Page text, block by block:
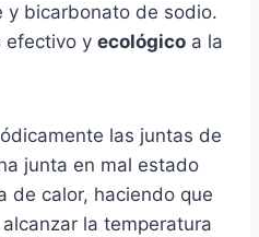
y bicarbonato de sodio.
efectivo y ecológico a la
las juntas de
junta en mal estado
de calor, haciendo que
la temperatura